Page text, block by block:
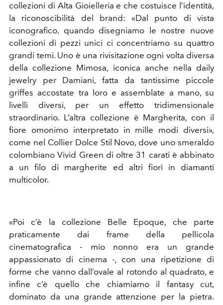
collezioni di Alta Gioielleria e che costuisce l’identità,
la riconoscibilità del brand: «Dal punto di vista
iconografico, quando disegniamo le nostre nuove
collezioni di pezzi unici ci concentriamo su quattro
grandi temi. Uno è una rivisitazione ogni volta diversa
della collezione Mimosa, iconica anche nella daily
jewelry per Damiani, fatta da tantissime piccole
griffes accostate tra loro e assemblate a mano, su
livelli diversi, per un effetto tridimensionale
straordinario. L’altra collezione è Margherita, con il
fiore omonimo interpretato in mille modi diversi»,
come nel Collier Dolce Stil Novo, dove uno smeraldo
colombiano Vivid Green di oltre 31 carati è abbinato
a un filo di margherite ed altri fiori in diamanti
multicolor.
«Poi c’è la collezione Belle Epoque, che parte
praticamente dai frame della pellicola
cinematografica - mio nonno era un grande
appassionato di cinema -, con una ripetizione di
forme che vanno dall’ovale al rotondo al quadrato, e
infine c’è quello che chiamiamo il fantasy cut,
dominato da una grande attenzione per la pietra.